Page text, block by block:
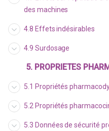
des machines
4.8 Effets indésirables
4.9 Surdosage
5. PROPRIETES
5.1 Propriétés
5.2 Propriétés
5.3 Données de sécurité